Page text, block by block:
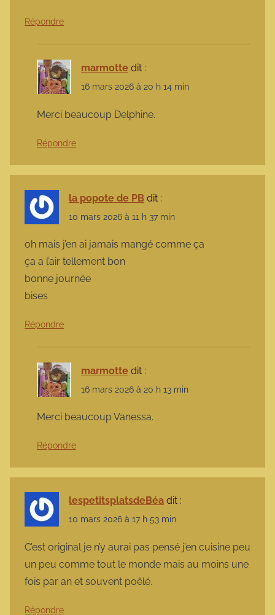
Répondre
marmotte dit :
16 mars 2026 à 20 h 14 min
Merci beaucoup Delphine.
Répondre
la popote de PB dit :
10 mars 2026 à 11 h 37 min
oh mais j’en ai jamais mangé comme ça
ça a l’air tellement bon
bonne journée
bises
Répondre
marmotte dit :
16 mars 2026 à 20 h 13 min
Merci beaucoup Vanessa.
Répondre
lespetitsplatsdeBéa dit :
10 mars 2026 à 17 h 53 min
C’est original je n’y aurai pas pensé j’en cuisine peu
un peu comme tout le monde mais au moins une
fois par an et souvent poêlé.
Répondre